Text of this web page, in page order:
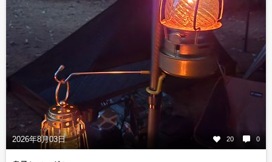
2026年8月03日 20 0